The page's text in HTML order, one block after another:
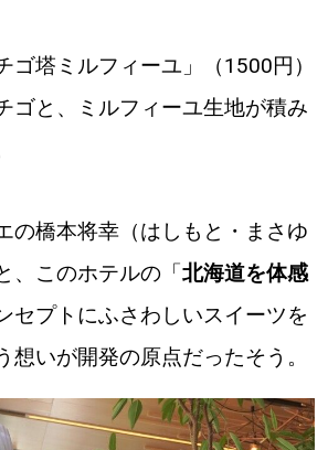
ゴ塔ミルフィーユ」（1500円）
ゴと、ミルフィーユ生地が積み
の橋本将幸（はしもと・まさゆ
、このホテルの「北海道を体感
セプトにふさわしいスイーツを
想いが開発の原点だったそう。